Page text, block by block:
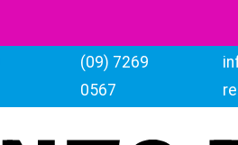
(09) 7269
0567